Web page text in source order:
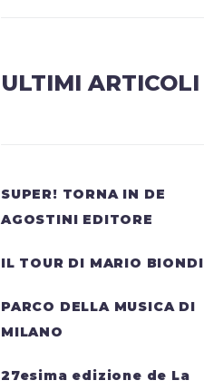
ULTIMI ARTICOLI
SUPER! TORNA IN DE
AGOSTINI EDITORE
IL TOUR DI MARIO BIONDI
PARCO DELLA MUSICA DI
MILANO
27esima edizione de La